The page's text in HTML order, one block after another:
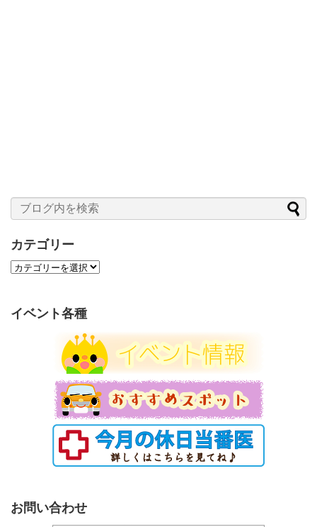
カテゴリー
カ
リ
イベント各種
お問い合わせ